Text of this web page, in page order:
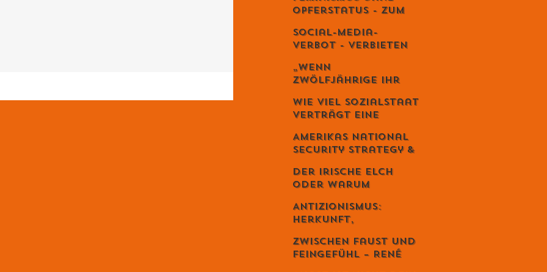
wirkt
Opferstatus - Zum
Meta von Salis
Social-Media-
Verbot - Verbieten
„Wenn
Zwölfjährige ihr
Iran-Aktivist
Sebastian Di
Benedetto über
Revolution,
Massaker und das
Schweigen des
Westens
Wie viel Sozialstaat
verträgt eine
Amerikas National
Security Strategy &
Weckruf oder
Kriegserklärung?
Der irische Elch
oder warum
gefährlich ist...
Antizionismus:
Herkunft,
Missverständnisse
Zwischen Faust und
Feingefühl – René